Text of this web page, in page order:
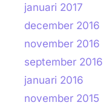
januari 2017
december 2016
november 2016
september 2016
januari 2016
november 2015